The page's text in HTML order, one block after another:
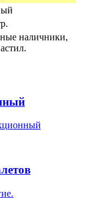
наличники,